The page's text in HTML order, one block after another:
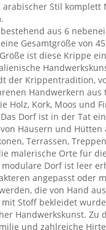
arabischer Stil komplett
aus 6
Gesamtgröße von
ist diese Krippe
der Krippentradition,
Handwerkern
Holz, Kork, Moos und
Dorf ist in der Tat
Häusern und
Terrassen,
malerische Orte für
modulare Dorf ist leer
angepasst oder
die von Hand
Stoff bekleidet
Handwerkskunst. Zu
und zahlreiche